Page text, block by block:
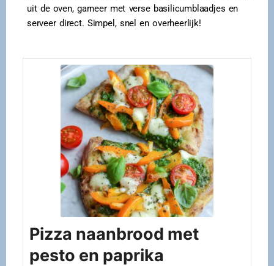
uit de oven, garneer met verse basilicumblaadjes en
serveer direct. Simpel, snel en overheerlijk!
Pizza naanbrood met
pesto en paprika